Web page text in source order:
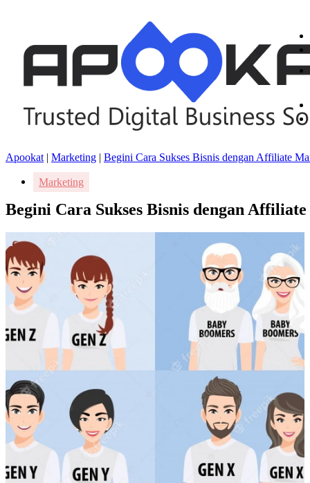
Apookat | Marketing | Begini Cara Sukses Bisnis dengan Affiliate
Marketing
Begini Cara Sukses Bisnis dengan